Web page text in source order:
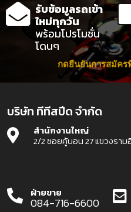
รับข้อมูลรถเข้า
ใหม่ทุกวัน
พร้อมโปรโมชั่น
โดนๆ
กดยืนยันการสมัคร
บริษัท ทีทีสปีด จำกัด
สำนักงานใหญ่
2/2 ซอยคู้บอน 27 แขวงรา
ฝ่ายขาย
084-716-6600